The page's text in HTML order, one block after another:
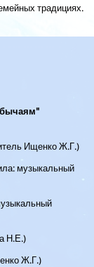
традициях.
Ищенко Ж.Г.)
музыкальный
Н.Е.)
Ж.Г.)